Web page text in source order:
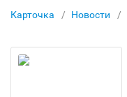
Карточка Новости